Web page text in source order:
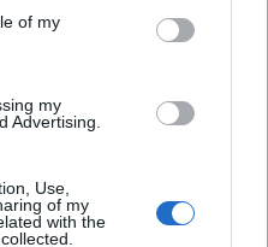
of my
my
Advertising.
Use,
of my
with the
déductions et les crédits
ses avantages tout en
nécessaires et de
de doute. En adoptant
optimiser sa fiscalité en